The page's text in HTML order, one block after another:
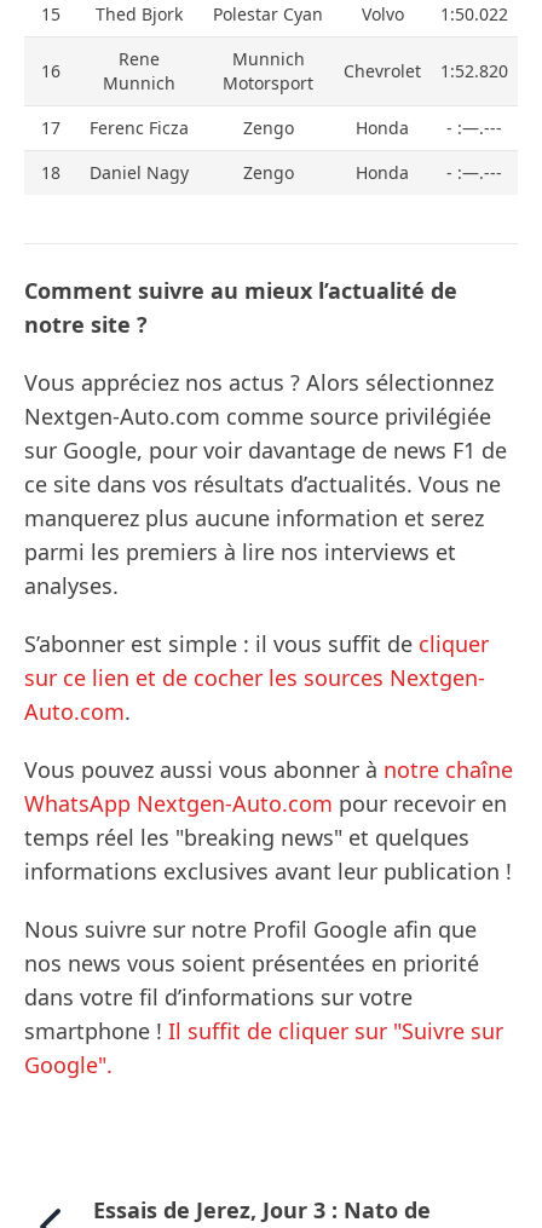
15 Thed Bjork Polestar Cyan Volvo 1:50.022
16
Rene
Munnich
Munnich
Motorsport
Chevrolet 1:52.820
17 Ferenc Ficza Zengo Honda
- :—.---
18
Daniel Nagy Zengo Honda - :—.---
Comment suivre au mieux l’actualité de
notre site ?
Vous appréciez nos actus ? Alors sélectionnez
Nextgen-Auto.com comme source privilégiée
sur Google, pour voir davantage de news F1 de
ce site dans vos résultats d’actualités. Vous ne
manquerez plus aucune information et serez
parmi les premiers à lire nos interviews et
analyses.
S’abonner est simple : il vous suffit de cliquer
sur ce lien et de cocher les sources Nextgen-
Auto.com.
Vous pouvez aussi vous abonner à notre chaîne
WhatsApp Nextgen-Auto.com pour recevoir en
temps réel les "breaking news" et quelques
informations exclusives avant leur publication !
Nous suivre sur notre Profil Google afin que
nos news vous soient présentées en priorité
dans votre fil d’informations sur votre
smartphone ! Il suffit de cliquer sur "Suivre sur
Google".
Essais de Jerez, Jour 3 : Nato de